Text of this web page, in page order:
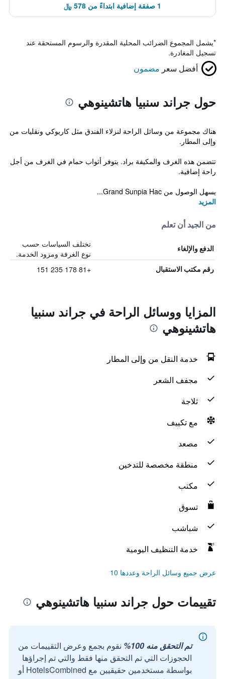
1 صفقة إضافية ابتداءً من 578 ﷼
*يشمل المجموع الضرائب المحلية المقدرة والرسوم المستحقة عند
تسجيل المغادرة.
أفضل سعر مضمون
حول جراند سنبيا هاتشينوهي
هناك مجموعة من وسائل الراحة لنزلاء الفندق مثل كاريوكي ونقليات من
وإلى المطار.
تتضمن هذه الغرف والمكيفة براد. يتوفر أثواب حمام في الغرف من أجل
راحة إضافية.
يسهل الوصول من Grand Sunpia Hac...
المزيد
من الجيد أن تعلم
الدفع والإلغاء
تختلف السياسات حسب
نوع الغرفة ومزود الخدمة.
رقم مكتب الاستقبال +81 178 235 151
المزايا ووسائل الراحة في جراند سنبيا
هاتشينوهي
خدمة النقل من وإلى المطار
مجفف الشعر
ثلاجة
مع تكييف
مصعد
منطقة مخصصة للتدخين
مكتب
تسوق
شباشب
خدمة التنظيف اليومية
عرض جميع وسائل الراحة وعددها 10
تقييمات حول جراند سنبيا هاتشينوهي
تم التحقق منه 100%
نقوم بجمع وعرض التقييمات من
الحجوزات التي تم التحقق منها فقط والتي تم إجراؤها
بواسطة مستخدمين حقيقيين مع HotelsCombined أو